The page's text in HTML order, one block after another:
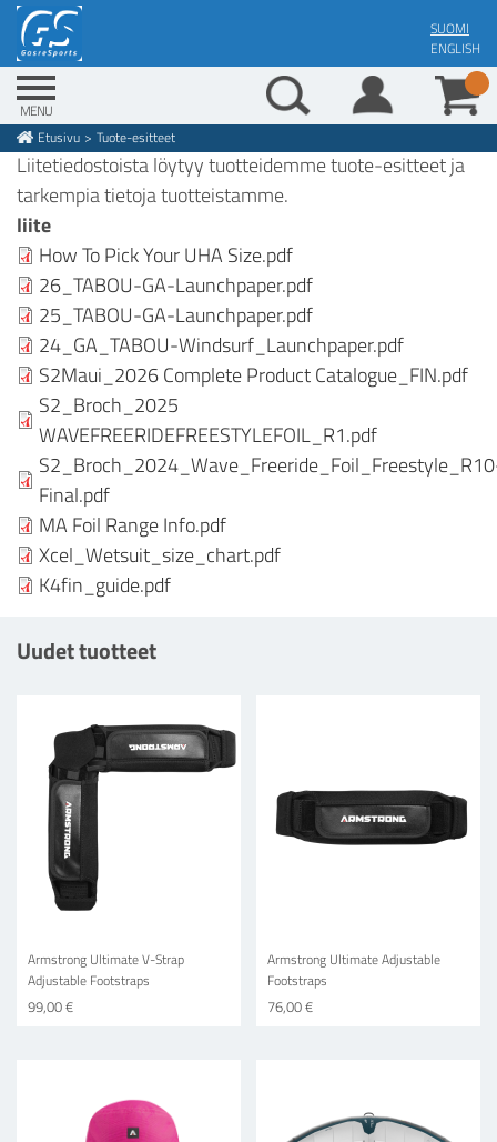
Skip
main
content
SUOMI
ENGLISH
MENU
Breadcrumb
Etusivu Tuote-esitteet
Liitetiedostoista löytyy tuotteidemme tuote-esitteet ja
tarkempia tietoja tuotteistamme.
liite
How To Pick Your UHA Size.pdf
26_TABOU-GA-Launchpaper.pdf
25_TABOU-GA-Launchpaper.pdf
24_GA_TABOU-Windsurf_Launchpaper.pdf
S2Maui_2026 Complete Product Catalogue_FIN.pdf
S2_Broch_2025
WAVEFREERIDEFREESTYLEFOIL_R1.pdf
Final.pdf
MA Foil Range Info.pdf
Xcel_Wetsuit_size_chart.pdf
K4fin_guide.pdf
Uudet tuotteet
Armstrong Ultimate V-Strap
Adjustable Footstraps
99,00 €
Armstrong Ultimate Adjustable
Footstraps
76,00 €